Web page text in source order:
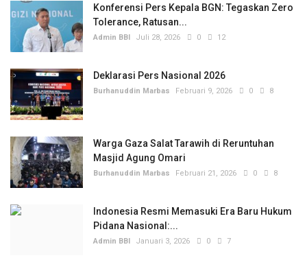
Konferensi Pers Kepala BGN: Tegaskan Zero
Tolerance, Ratusan...
Admin BBI Juli 28, 2026 0 12
Deklarasi Pers Nasional 2026
Burhanuddin Marbas Februari 9, 2026 0 8
Warga Gaza Salat Tarawih di Reruntuhan
Masjid Agung Omari
Burhanuddin Marbas Februari 21, 2026 0 8
Indonesia Resmi Memasuki Era Baru Hukum
Pidana Nasional:...
Admin BBI Januari 3, 2026 0 7